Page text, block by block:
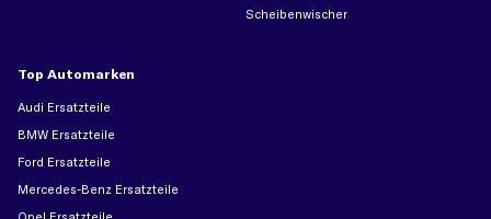
Scheibenwischer
Top Automarken
Audi Ersatzteile
BMW Ersatzteile
Ford Ersatzteile
Mercedes-Benz Ersatzteile